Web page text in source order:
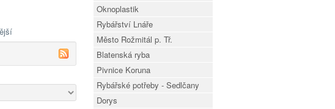
Oknoplastik
Rybářství Lnáře
Město Rožmitál p. Tř.
Blatenská ryba
Pivnice Koruna
Rybářské potřeby - Sedlčany
Dorys